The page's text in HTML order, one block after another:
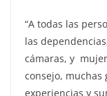
“A todas las
las
cámaras, y
consejo, muchas
experiencias y